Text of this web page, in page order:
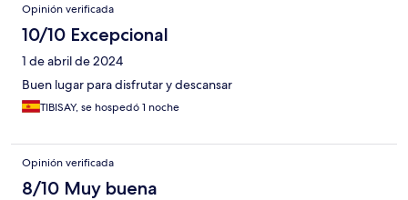
Opinión verificada
10/10 Excepcional
1 de abril de 2024
Buen lugar para disfrutar y descansar
TIBISAY, se hospedó 1 noche
Opinión verificada
8/10 Muy buena